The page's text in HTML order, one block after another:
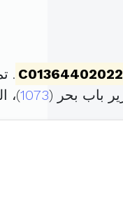
C01364402022 . تم
1073)،